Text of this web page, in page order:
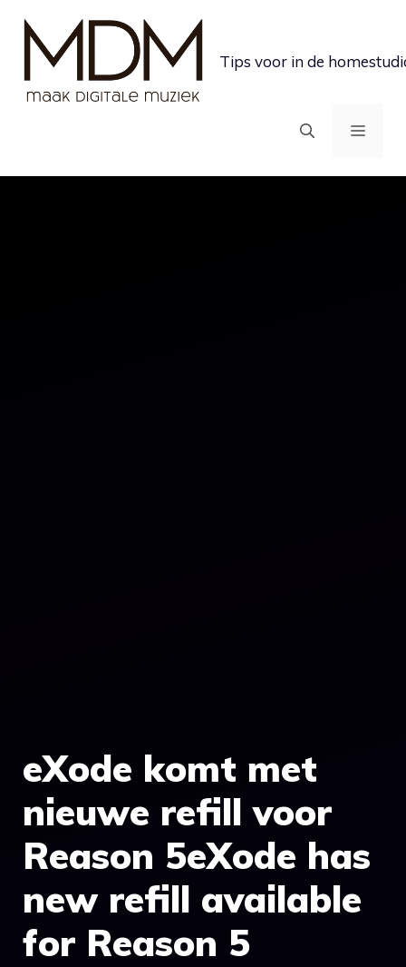
inhoud
Tips voor in de
MENU
eXode komt met
nieuwe refill voor
Reason 5eXode has
new refill available
for Reason 5